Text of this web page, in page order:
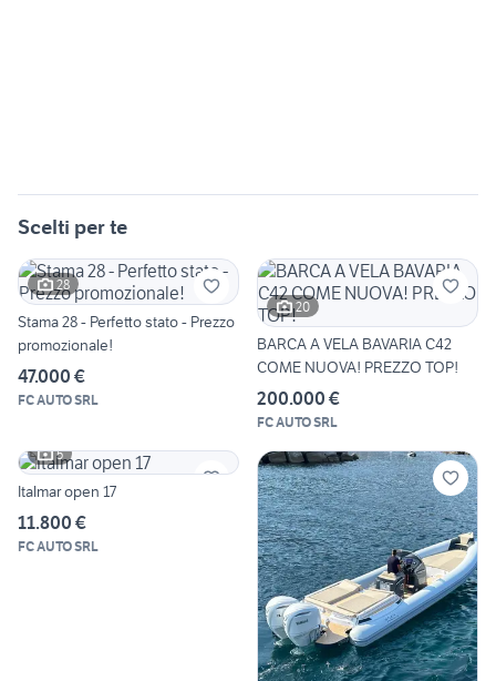
Scelti per te
28
Stama 28 - Perfetto stato - Prezzo
promozionale!
47.000 €
FC AUTO SRL
20
BARCA A VELA BAVARIA C42
COME NUOVA! PREZZO TOP!
200.000 €
FC AUTO SRL
5
Italmar open 17
11.800 €
FC AUTO SRL